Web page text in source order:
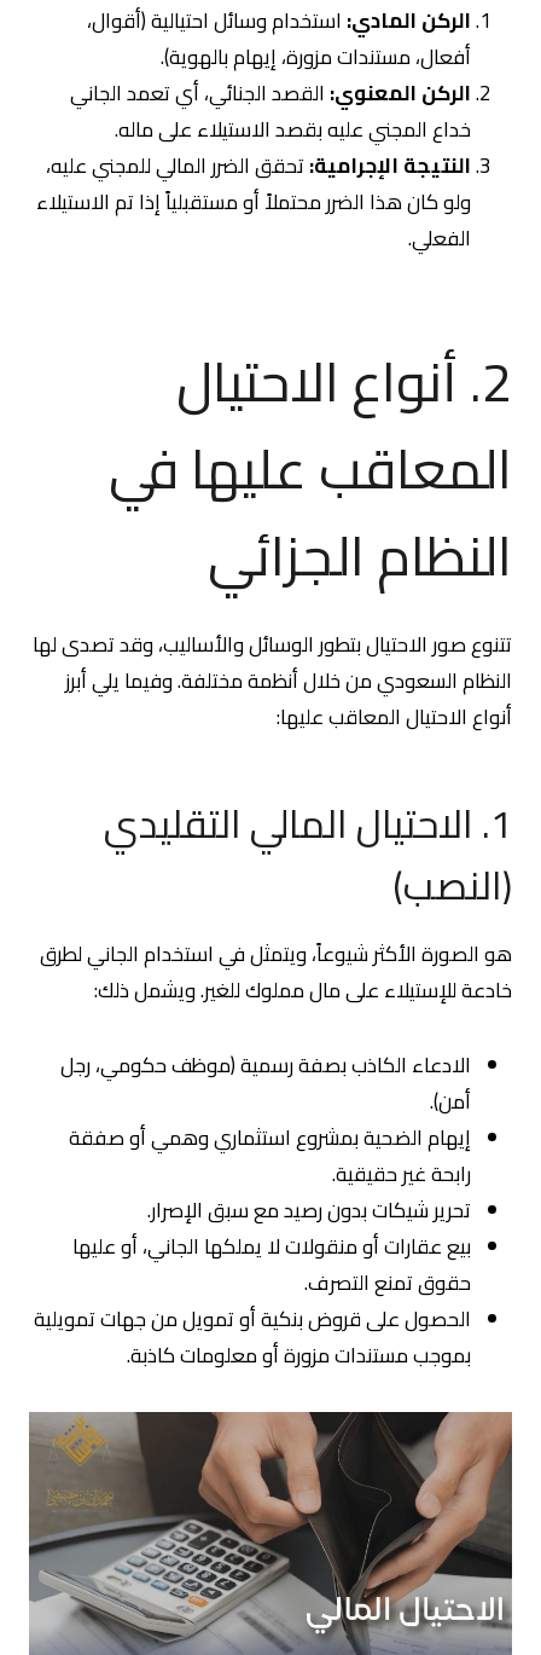
الركن المادي: استخدام وسائل احتيالية (أقوال،
أفعال، مستندات مزورة، إيهام بالهوية).
الركن المعنوي: القصد الجنائي، أي تعمد الجاني
خداع المجني عليه بقصد الاستيلاء على ماله.
النتيجة الإجرامية:تحقق الضرر المالي للمجني عليه،
ولو كان هذا الضرر محتملاً أو مستقبلياً إذا تم الاستيلاء
الفعلي.
2. أنواع الاحتيال
المعاقب عليها في
النظام الجزائي
تتنوع صور الاحتيال بتطور الوسائل والأساليب، وقد تصدى لها
النظام السعودي من خلال أنظمة مختلفة. وفيما يلي أبرز
أنواع الاحتيال المعاقب عليها:
1. الاحتيال المالي التقليدي
(النصب)
هو الصورة الأكثر شيوعاً، ويتمثل في استخدام الجاني لطرق
خادعة للإستيلاء على مال مملوك للغير. ويشمل ذلك:
الادعاء الكاذب بصفة رسمية (موظف حكومي، رجل
أمن).
إيهام الضحية بمشروع استثماري وهمي أو صفقة
رابحة غير حقيقية.
تحرير شيكات بدون رصيد مع سبق الإصرار.
بيع عقارات أو منقولات لا يملكها الجاني، أو عليها
حقوق تمنع التصرف.
الحصول على قروض بنكية أو تمويل من جهات تمويلية
بموجب مستندات مزورة أو معلومات كاذبة.